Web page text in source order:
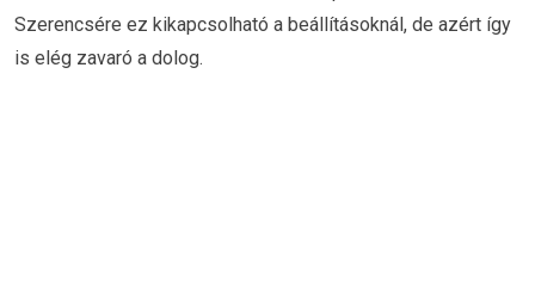
Szerencsére ez kikapcsolható a beállításoknál, de azért így
is elég zavaró a dolog.